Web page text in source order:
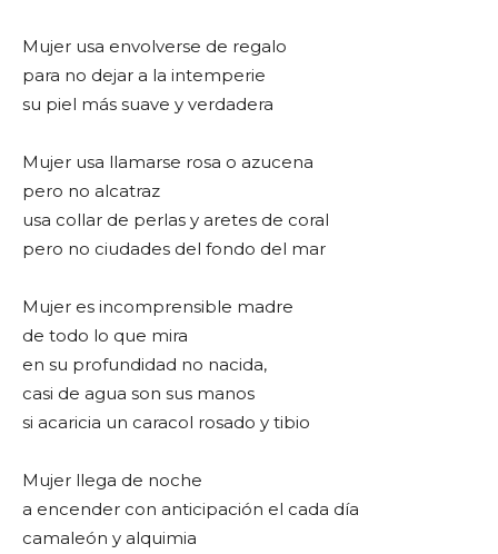
Mujer usa envolverse de regalo
para no dejar a la intemperie
su piel más suave y verdadera
Mujer usa llamarse rosa o azucena
pero no alcatraz
usa collar de perlas y aretes de coral
pero no ciudades del fondo del mar
Mujer es incomprensible madre
de todo lo que mira
en su profundidad no nacida,
casi de agua son sus manos
si acaricia un caracol rosado y tibio
Mujer llega de noche
a encender con anticipación el cada día
camaleón y alquimia